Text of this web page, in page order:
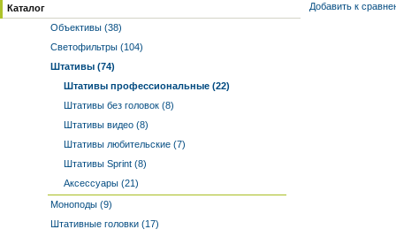
Каталог
Объективы (38)
Светофильтры (104)
Штативы (74)
Штативы профессиональные (22)
Штативы без головок (8)
Штативы видео (8)
Штативы любительские (7)
Штативы Sprint (8)
Аксессуары (21)
Моноподы (9)
Штативные головки (17)
Добавить к